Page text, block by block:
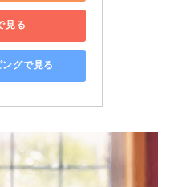
見る
グで見る